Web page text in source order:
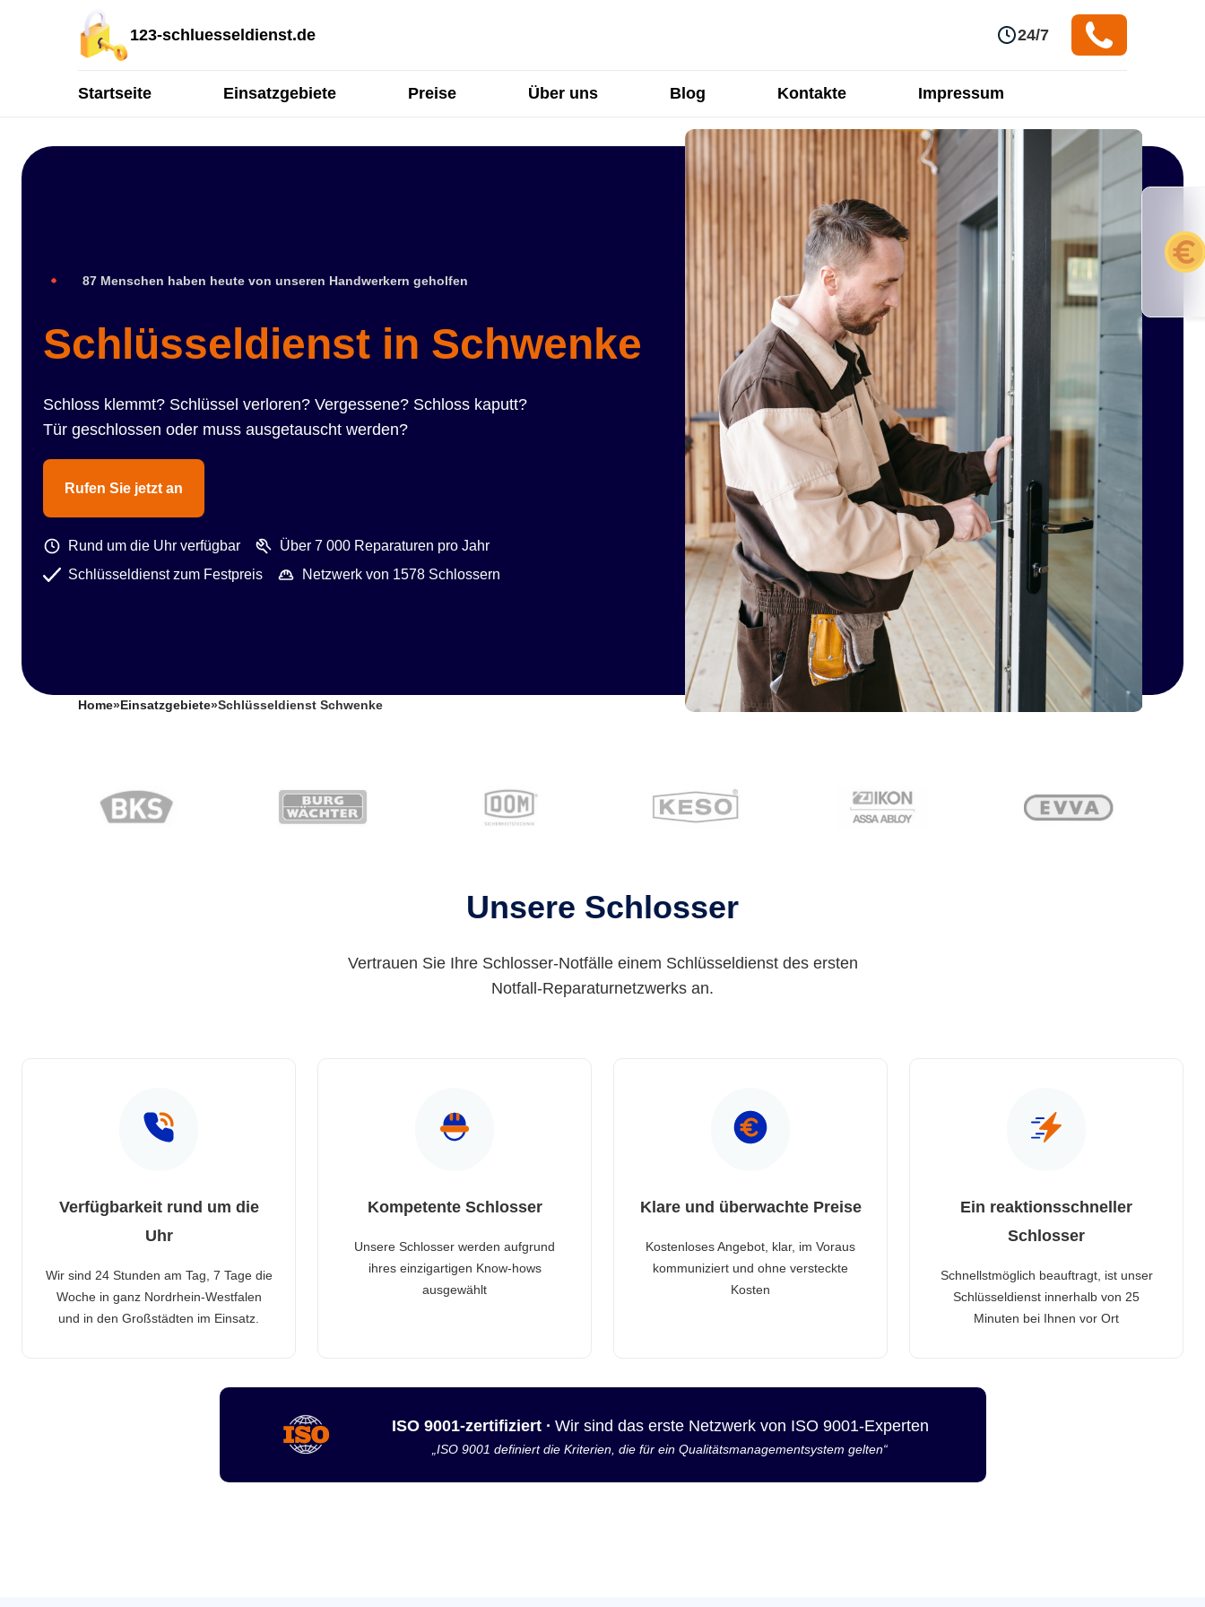
123-schluesseldienst.de 24/7
Startseite Einsatzgebiete Preise Über uns Blog Kontakte Impressum
87 Menschen haben heute von unseren Handwerkern geholfen
Schlüsseldienst in Schwenke
Schloss klemmt? Schlüssel verloren? Vergessene? Schloss kaputt?
Tür geschlossen oder muss ausgetauscht werden?
Rufen Sie jetzt an
Rund um die Uhr verfügbar
Über 7 000 Reparaturen pro Jahr
Schlüsseldienst zum Festpreis
Netzwerk von 1578 Schlossern
Home» Einsatzgebiete»Schlüsseldienst Schwenke
Unsere Schlosser
Vertrauen Sie Ihre Schlosser-Notfälle einem Schlüsseldienst des ersten
Notfall-Reparaturnetzwerks an.
Verfügbarkeit rund um die
Uhr
Wir sind 24 Stunden am Tag, 7 Tage die
Woche in ganz Nordrhein-Westfalen
und in den Großstädten im Einsatz.
Kompetente Schlosser
Unsere Schlosser werden aufgrund
ihres einzigartigen Know-hows
ausgewählt
Klare und überwachte Preise
Kostenloses Angebot, klar, im Voraus
kommuniziert und ohne versteckte
Kosten
Ein reaktionsschneller
Schlosser
Schnellstmöglich beauftragt, ist unser
Schlüsseldienst innerhalb von 25
Minuten bei Ihnen vor Ort
ISO 9001-zertifiziert · Wir sind das erste Netzwerk von ISO 9001-Experten
„ISO 9001 definiert die Kriterien, die für ein Qualitätsmanagementsystem gelten“